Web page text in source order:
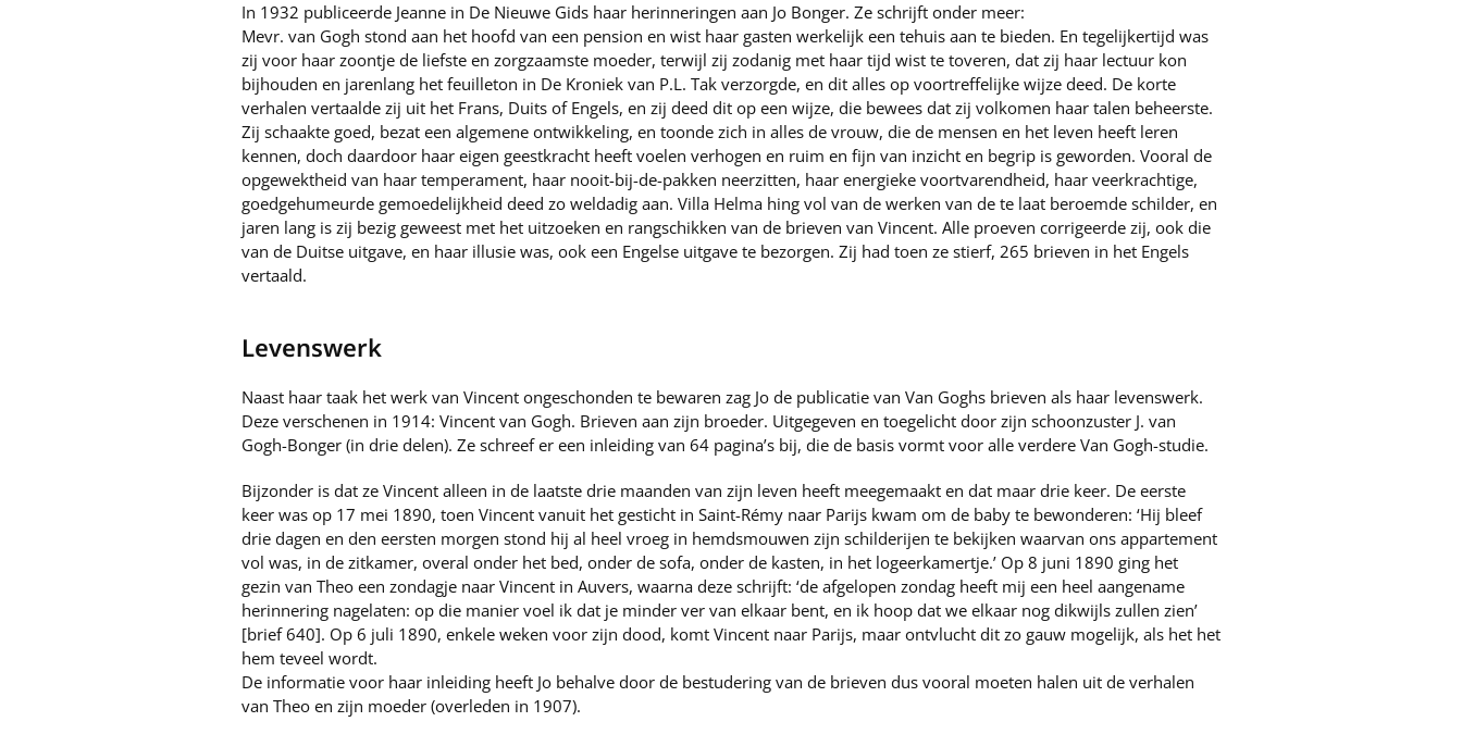
In 1932 publiceerde Jeanne in De Nieuwe Gids haar herinneringen aan Jo Bonger. Ze schrijft onder meer:
Mevr. van Gogh stond aan het hoofd van een pension en wist haar gasten werkelijk een tehuis aan te bieden. En tegelijkertijd was
zij voor haar zoontje de liefste en zorgzaamste moeder, terwijl zij zodanig met haar tijd wist te toveren, dat zij haar lectuur kon
bijhouden en jarenlang het feuilleton in De Kroniek van P.L. Tak verzorgde, en dit alles op voortreffelijke wijze deed. De korte
verhalen vertaalde zij uit het Frans, Duits of Engels, en zij deed dit op een wijze, die bewees dat zij volkomen haar talen beheerste.
Zij schaakte goed, bezat een algemene ontwikkeling, en toonde zich in alles de vrouw, die de mensen en het leven heeft leren
kennen, doch daardoor haar eigen geestkracht heeft voelen verhogen en ruim en fijn van inzicht en begrip is geworden. Vooral de
opgewektheid van haar temperament, haar nooit-bij-de-pakken neerzitten, haar energieke voortvarendheid, haar veerkrachtige,
goedgehumeurde gemoedelijkheid deed zo weldadig aan. Villa Helma hing vol van de werken van de te laat beroemde schilder, en
jaren lang is zij bezig geweest met het uitzoeken en rangschikken van de brieven van Vincent. Alle proeven corrigeerde zij, ook die
van de Duitse uitgave, en haar illusie was, ook een Engelse uitgave te bezorgen. Zij had toen ze stierf, 265 brieven in het Engels
vertaald.
Levenswerk
Naast haar taak het werk van Vincent ongeschonden te bewaren zag Jo de publicatie van Van Goghs brieven als haar levenswerk.
Deze verschenen in 1914: Vincent van Gogh. Brieven aan zijn broeder. Uitgegeven en toegelicht door zijn schoonzuster J. van
Gogh-Bonger (in drie delen). Ze schreef er een inleiding van 64 pagina’s bij, die de basis vormt voor alle verdere Van Gogh-studie.
Bijzonder is dat ze Vincent alleen in de laatste drie maanden van zijn leven heeft meegemaakt en dat maar drie keer. De eerste
keer was op 17 mei 1890, toen Vincent vanuit het gesticht in Saint-Rémy naar Parijs kwam om de baby te bewonderen: ‘Hij bleef
drie dagen en den eersten morgen stond hij al heel vroeg in hemdsmouwen zijn schilderijen te bekijken waarvan ons appartement
vol was, in de zitkamer, overal onder het bed, onder de sofa, onder de kasten, in het logeerkamertje.’ Op 8 juni 1890 ging het
gezin van Theo een zondagje naar Vincent in Auvers, waarna deze schrijft: ‘de afgelopen zondag heeft mij een heel aangename
herinnering nagelaten: op die manier voel ik dat je minder ver van elkaar bent, en ik hoop dat we elkaar nog dikwijls zullen zien’
[brief 640]. Op 6 juli 1890, enkele weken voor zijn dood, komt Vincent naar Parijs, maar ontvlucht dit zo gauw mogelijk, als het het
hem teveel wordt.
De informatie voor haar inleiding heeft Jo behalve door de bestudering van de brieven dus vooral moeten halen uit de verhalen
van Theo en zijn moeder (overleden in 1907).